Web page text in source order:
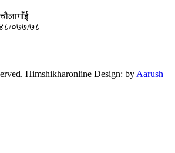
०७७/७८
Himshikharonline Design: byAarush